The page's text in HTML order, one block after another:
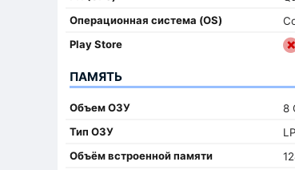
Oперационная система (OS)
Play Store
ПАМЯТЬ
Объем ОЗУ
8
Тип ОЗУ
Объём встроенной памяти